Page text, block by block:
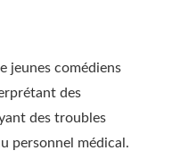
jeunes comédiens
des
des troubles
personnel médical.